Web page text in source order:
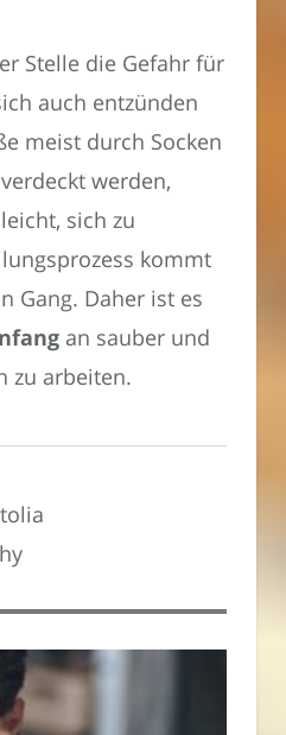
Stelle die Gefahr für
auch entzünden
meist durch Socken
werden,
sich zu
kommt
Gang. Daher ist es
an sauber und
zu arbeiten.